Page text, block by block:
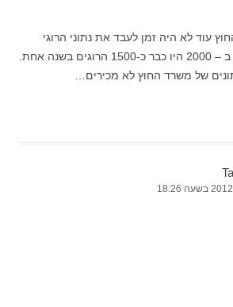
עוד לא היה זמן לעבד את נתוני הרוגי
הטרור מאז 1996… כי ב – 2000 היו כבר כ-1500 הרוגים בשנה אחת.
של משרד החוץ לא מכירים…